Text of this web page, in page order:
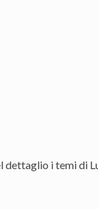
dettaglio i temi di